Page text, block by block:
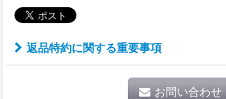
返品特約に関する重要事項
お問い合わせ